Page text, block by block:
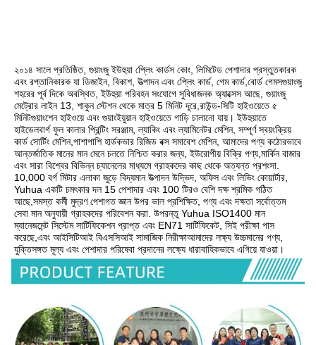
২০১৪ সালে প্রতিষ্ঠিত, গুয়াংজু ইউহুয়া প্লেিং কার্ডস কোং, লিমিটেড পেশাদার প্রস্তুতকারক
এবং রপ্তানিকারক যা ডিজাইন, বিকাশ, উত্পাদন এবং প্লেিং কার্ড, গেম কার্ড,বোর্ড গেমসগুয়াংজু
শহরের পূর্ব দিকে অবস্থিত, ইউহুয়া পরিবহন সংযোগে সুবিধাজনক অ্যাক্সেস আছে, গুয়াংজু
মেট্রোর লাইন 13, শাকুন স্টেশন থেকে মাত্র 5 মিনিট দূরে,রাউন্ড-সিটি হাইওয়েতে ৫
মিনিটগুয়াংশেন হাইওয়ে এবং গুয়াংইয়ুয়ান হাইওয়েতে গাড়ি চালানো যায়। ইউহুয়াতে
হাইডেলবার্গ ফুল কালার প্রিন্টিং সরঞ্জাম, ল্যাকিং এবং ল্যামিনেটর মেশিন, সম্পূর্ণ স্বয়ংক্রিয়
কার্ড সোর্টিং মেশিন,পাশাপাশি হার্ডকভার রিজিড বক্স সমাবেশ মেশিন, আমাদের পণ্য কঠোরভাবে
আন্তর্জাতিক মানের মান মেনে চলতে নিশ্চিত করার জন্য, ইউরোপীয় বিক্রি পণ্য,মার্কিন বাজার
এবং সারা বিশ্বের বিভিন্ন চ্যানেলের মাধ্যমে গ্রাহকদের কাছ থেকে অত্যন্ত প্রশংসা.
10,000 বর্গ মিটার এলাকা জুড়ে বিদ্যমান উত্পাদন উদ্ভিদ, অফিস এবং লিভিং কোয়ার্টার,
Yuhua একটি চমৎকার দল 15 পেশাদার এবং 100 টিরও বেশি দক্ষ শ্রমিক গঠিত
আছে,সমস্ত কর্মী মুদ্রণ পেশাগত জ্ঞান উপর ভাল প্রশিক্ষিত, পণ্য এবং দক্ষতা সর্বোত্তম
সেবা মান অনুযায়ী গ্রাহকদের পরিবেশন করা. উপরন্তু Yuhua ISO1400 মান
ম্যানেজমেন্ট সিস্টেম সার্টিফিকেশন প্রাপ্ত এবং EN71 সার্টিফিকেট, সিই পরীক্ষা পাস
করেছে,এবং আইসিটিআই বিএসসিআই সামাজিক নিরীক্ষাআমাদের লক্ষ্য উচ্চমানের পণ্য,
যুক্তিসঙ্গত মূল্য এবং পেশাদার পরিষেবা প্রদানের লক্ষ্যে ধারাবাহিকভাবে এগিয়ে যাওয়া।